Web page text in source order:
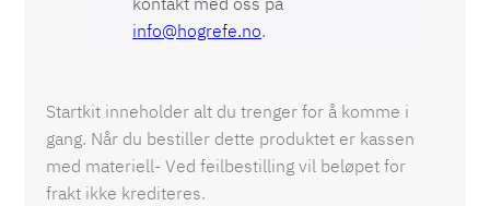
info@hogrefe.no.
Startkit inneholder alt du trenger for å komme i
gang. Når du bestiller dette produktet er kassen
med materiell- Ved feilbestilling vil beløpet for
frakt ikke krediteres.